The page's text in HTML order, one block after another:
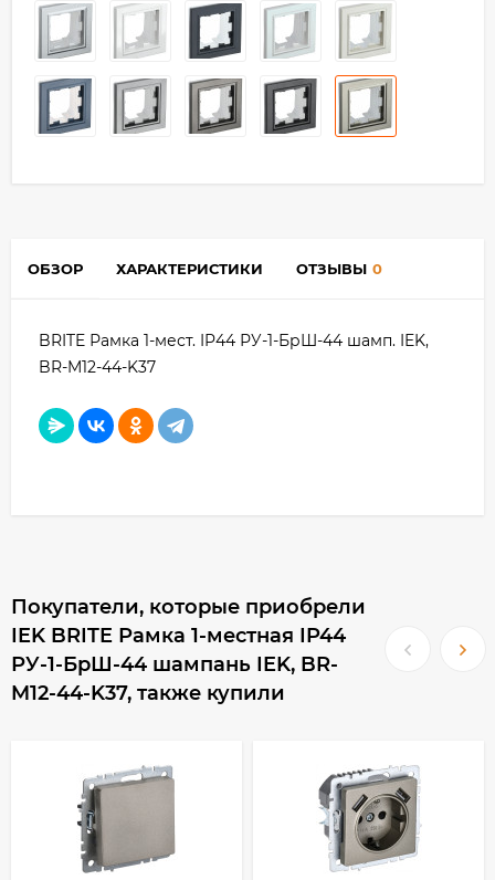
ОБЗОР ХАРАКТЕРИСТИКИ ОТЗЫВЫ 0
BRITE Рамка 1-мест. IP44 РУ-1-БрШ-44 шамп. IEK,
BR-M12-44-K37
Покупатели, которые приобрели
IEK BRITE Рамка 1-местная IP44
РУ-1-БрШ-44 шампань IEK, BR-
M12-44-K37, также купили